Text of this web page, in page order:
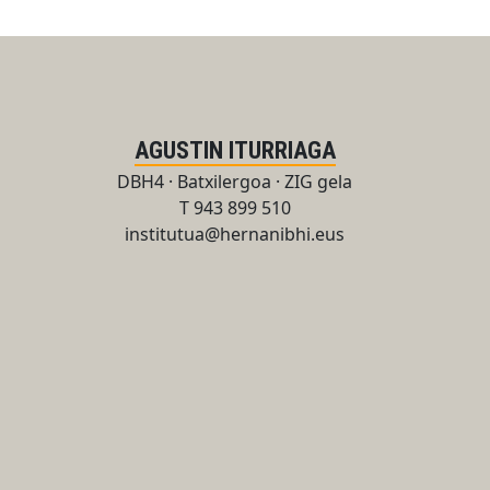
AGUSTIN ITURRIAGA
DBH4 · Batxilergoa · ZIG gela
T 943 899 510
institutua@hernanibhi.eus